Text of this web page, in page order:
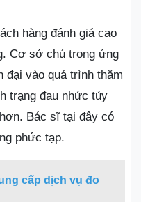
hàng đánh giá cao
Cơ sở chú trọng ứng
đại vào quá trình thăm
trạng đau nhức tủy
Bác sĩ tại đây có
phức tạp.
cấp dịch vụ đo